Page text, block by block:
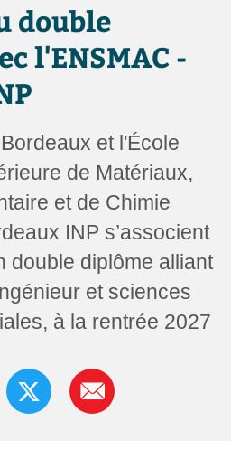
double
l'ENSMAC -
et l'École
de Matériaux,
et de Chimie
INP s’associent
double diplôme alliant
et sciences
à la rentrée 2027